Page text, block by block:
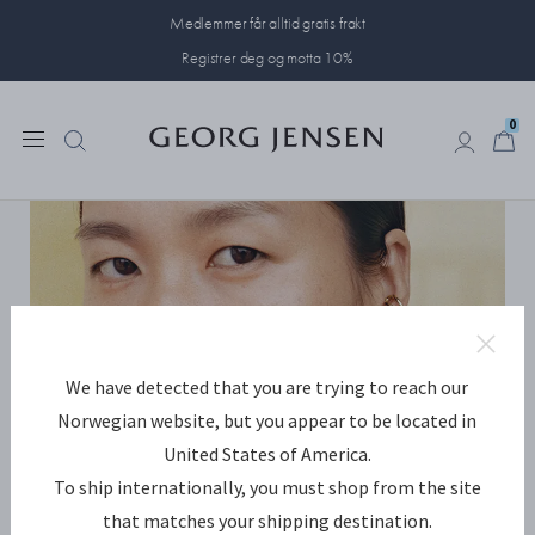
Medlemmer får alltid gratis frakt
Registrer deg og motta 10%
0
We have detected that you are trying to reach our
Norwegian website, but you appear to be located in
United States of America.
To ship internationally, you must shop from the site
that matches your shipping destination.